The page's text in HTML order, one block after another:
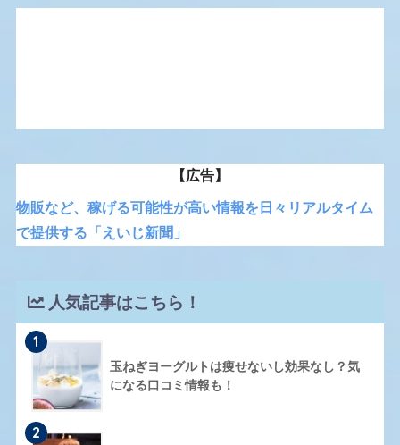
【広告】
物販など、稼げる可能性が高い情報を日々リアルタイム
で提供する「えいじ新聞」
人気記事はこちら！
1
玉ねぎヨーグルトは痩せないし効果なし？気
になる口コミ情報も！
2